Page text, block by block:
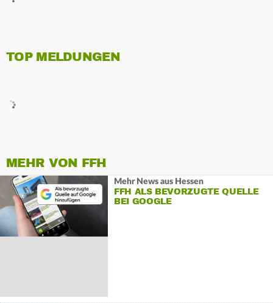
TOP MELDUNGEN
MEHR VON FFH
Mehr News aus Hessen
FFH ALS BEVORZUGTE QUELLE
BEI GOOGLE